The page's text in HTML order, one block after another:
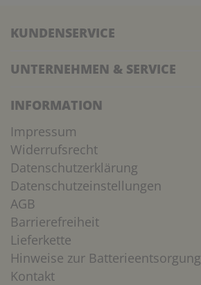
KUNDENSERVICE
UNTERNEHMEN & SERVICE
INFORMATION
Impressum
Widerrufsrecht
Datenschutzerklärung
Datenschutzeinstellungen
AGB
Barrierefreiheit
Lieferkette
Hinweise zur Batterieentsorgung
Kontakt